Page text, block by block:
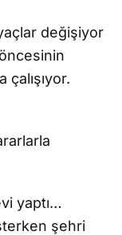
değişiyor
çalışıyor.
yaptı…
şehri